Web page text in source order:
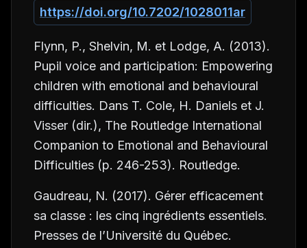
https://doi.org/10.7202/1028011ar
Flynn, P., Shelvin, M. et Lodge, A. (2013).
Pupil voice and participation: Empowering
children with emotional and behavioural
difficulties. Dans T. Cole, H. Daniels et J.
Visser (dir.), The Routledge International
Companion to Emotional and Behavioural
Difficulties (p. 246-253). Routledge.
Gaudreau, N. (2017). Gérer efficacement
sa classe : les cinq ingrédients essentiels.
Presses de l’Université du Québec.